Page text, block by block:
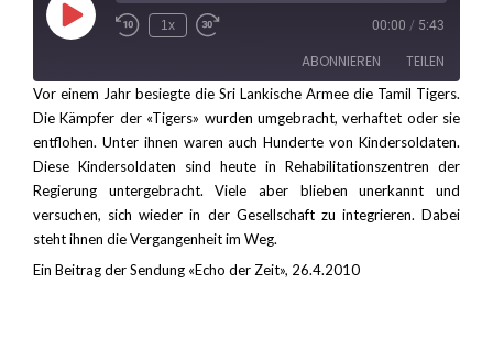
Play
Episode Rewind
1x
Fast
seconds
00:00 / 5:43
ABONNIEREN TEILEN
RSS FEED
TEILEN
LINK
EMBED
Vor einem Jahr besiegte die Sri Lankische Armee die Tamil Tigers.
Die Kämpfer der «Tigers» wurden umgebracht, verhaftet oder sie
entflohen. Unter ihnen waren auch Hunderte von Kindersoldaten.
Diese Kindersoldaten sind heute in Rehabilitationszentren der
Regierung untergebracht. Viele aber blieben unerkannt und
versuchen, sich wieder in der Gesellschaft zu integrieren. Dabei
steht ihnen die Vergangenheit im Weg.
Ein Beitrag der Sendung «Echo der Zeit», 26.4.2010